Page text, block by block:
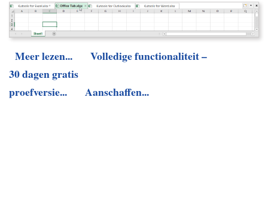
Meer lezen...
Volledige functionaliteit –
30 dagen gratis
proefversie...
Aanschaffen...